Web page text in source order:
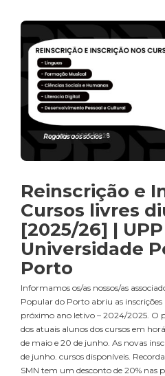
Regalias aos sócios
Reinscrição e
Cursos livres
[2025/26] | UPP
Universidade
Porto
Informamos os/as nossos/as
Popular do Porto abriu as inscrições
próximo ano letivo – 2024/2025. O
dos atuais alunos dos cursos em
de maio e 20 de junho. As novas
de junho. cursos disponíveis.
SMN tem um desconto de 20% nas